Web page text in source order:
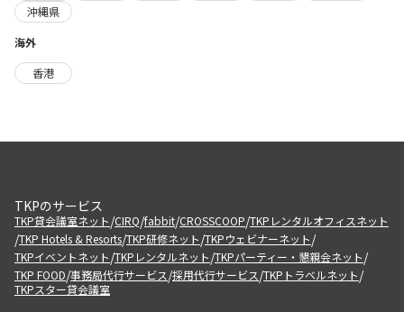
沖縄県
海外
香港
TKPのサービス
TKP貸会議室ネット/CIRQ/fabbit/CROSSCOOP/TKPレンタルオフィスネット
/TKP Hotels & Resorts/TKP研修ネット/TKPウェビナーネット/
TKPイベントネット/TKPレンタルネット/TKPパーティー・懇親会ネット/
TKP FOOD/事務局代行サービス/採用代行サービス/TKPトラベルネット/
TKPスター貸会議室